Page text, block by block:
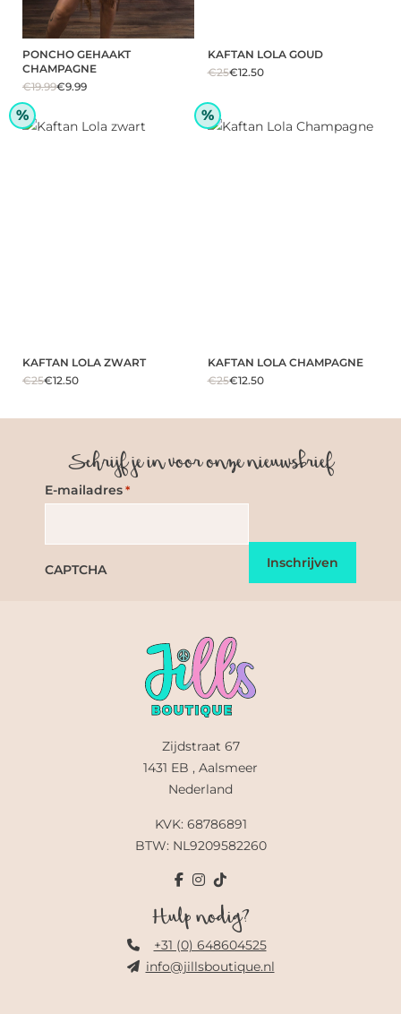
PONCHO GEHAAKT
CHAMPAGNE
€19.99€9.99
KAFTAN LOLA GOUD
€25€12.50
%
KAFTAN LOLA ZWART
€25€12.50
%
KAFTAN LOLA CHAMPAGNE
€25€12.50
Schrijf je in voor onze nieuwsbrief
E-mailadres *
CAPTCHA
Zijdstraat 67
1431 EB , Aalsmeer
Nederland
KVK: 68786891
BTW: NL9209582260
Hulp nodig?
+31 (0) 648604525
info@jillsboutique.nl